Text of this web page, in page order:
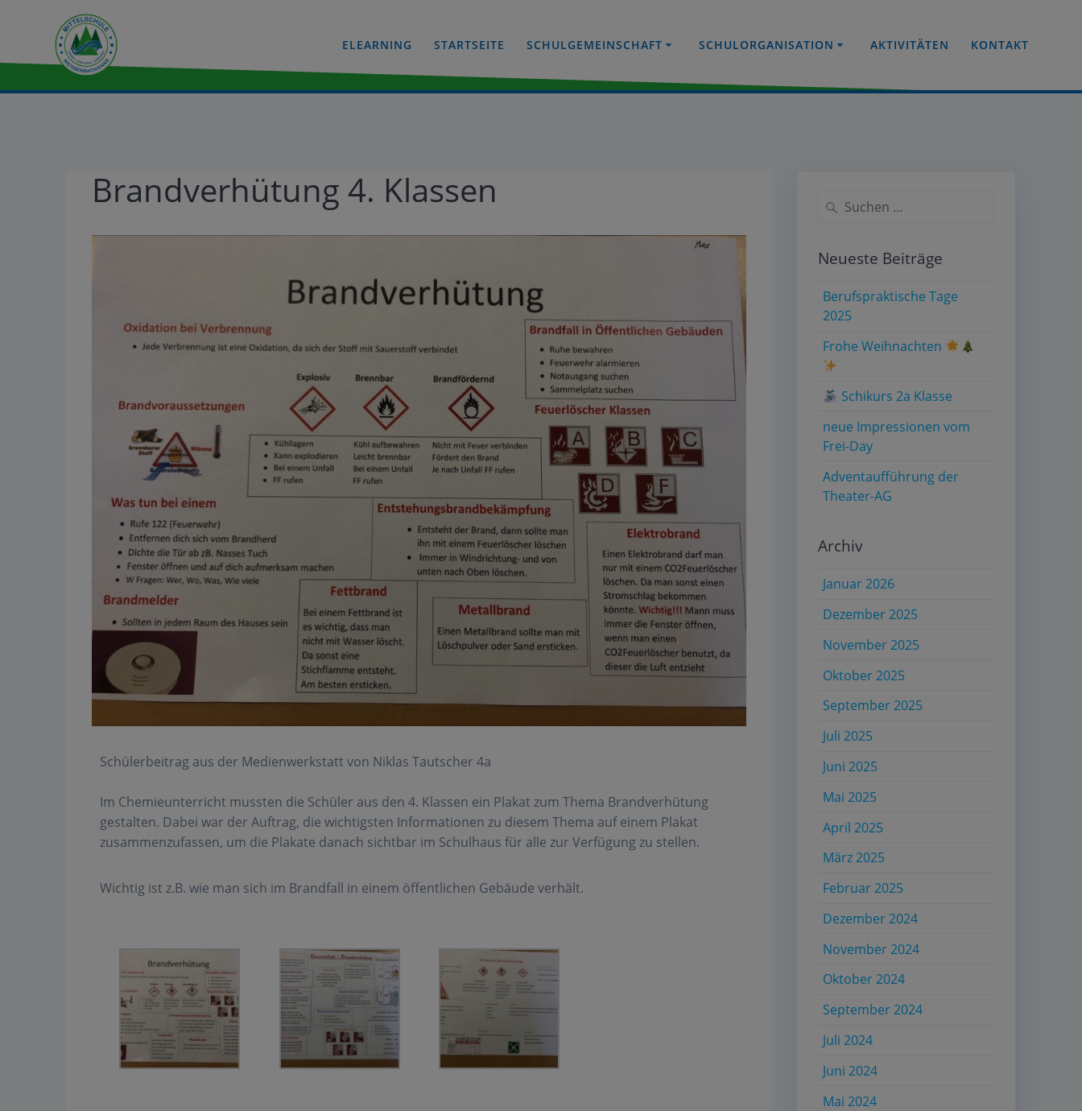
ELEARNING STARTSEITE SCHULGEMEINSCHAFT SCHULORGANISATION AKTIVITÄTEN KONTAKT
Brandverhütung 4. Klassen
Schülerbeitrag aus der Medienwerkstatt von Niklas Tautscher 4a
Im Chemieunterricht mussten die Schüler aus den 4. Klassen ein Plakat zum Thema Brandverhütung
gestalten. Dabei war der Auftrag, die wichtigsten Informationen zu diesem Thema auf einem Plakat
zusammenzufassen, um die Plakate danach sichtbar im Schulhaus für alle zur Verfügung zu stellen.
Wichtig ist z.B. wie man sich im Brandfall in einem öffentlichen Gebäude verhält.
Neueste Beiträge
Berufspraktische Tage
2025
Frohe Weihnachten
Schikurs 2a Klasse
neue Impressionen vom
Frei-Day
Adventaufführung der
Theater-AG
Archiv
Januar 2026
Dezember 2025
November 2025
Oktober 2025
September 2025
Juli 2025
Juni 2025
Mai 2025
April 2025
März 2025
Februar 2025
Dezember 2024
November 2024
Oktober 2024
September 2024
Juli 2024
Juni 2024
Mai 2024